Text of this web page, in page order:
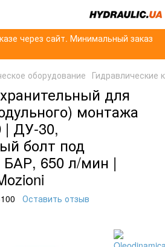
через сайт. Минимальный заказ
оборудование Гидравлические
для
монтажа
| ДУ-30,
болт под
650 л/мин |
Оставить отзыв